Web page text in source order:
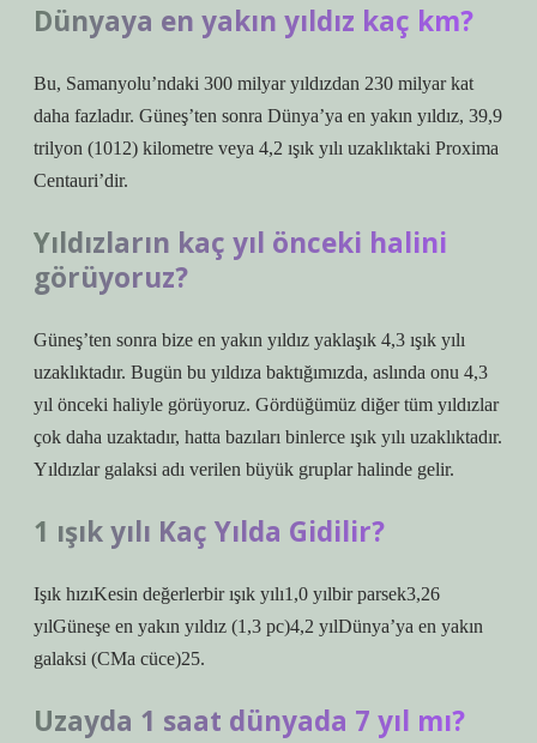
Dünyaya en yakın yıldız kaç km?
Bu, Samanyolu’ndaki 300 milyar yıldızdan 230 milyar kat
daha fazladır. Güneş’ten sonra Dünya’ya en yakın yıldız, 39,9
trilyon (1012) kilometre veya 4,2 ışık yılı uzaklıktaki Proxima
Centauri’dir.
Yıldızların kaç yıl önceki halini
görüyoruz?
Güneş’ten sonra bize en yakın yıldız yaklaşık 4,3 ışık yılı
uzaklıktadır. Bugün bu yıldıza baktığımızda, aslında onu 4,3
yıl önceki haliyle görüyoruz. Gördüğümüz diğer tüm yıldızlar
çok daha uzaktadır, hatta bazıları binlerce ışık yılı uzaklıktadır.
Yıldızlar galaksi adı verilen büyük gruplar halinde gelir.
1 ışık yılı Kaç Yılda Gidilir?
Işık hızıKesin değerlerbir ışık yılı1,0 yılbir parsek3,26
yılGüneşe en yakın yıldız (1,3 pc)4,2 yılDünya’ya en yakın
galaksi (CMa cüce)25.
Uzayda 1 saat dünyada 7 yıl mı?